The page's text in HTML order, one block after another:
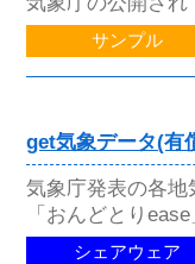
サンプル
get気象データ(有
気象庁発表の各
「おんどとり
シェアウェア